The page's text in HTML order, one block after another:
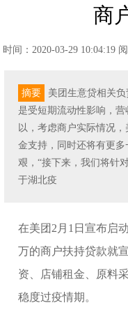
商
时间：2020-03-29 10:04:19
摘要
美团生意贷相关
是受短期流动性影响，
以，考虑商户实际情况
金支持，同时还将有更
艰，“接下来，我们将针
于湖北疫
在美团2月1日宣布启
万的商户扶持贷款就
资、店铺租金、原料
稳度过疫情期。